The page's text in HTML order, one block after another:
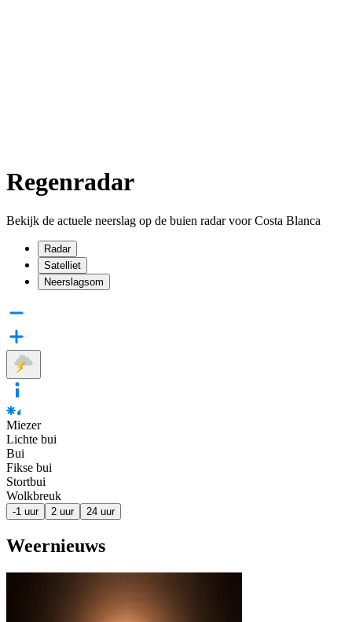
Regenradar
Bekijk de actuele neerslag op de buien radar voor Costa Blanca
Radar
Satelliet
Neerslagsom
Miezer
Lichte bui
Bui
Fikse bui
Stortbui
Wolkbreuk
-1 uur 2 uur 24 uur
Weernieuws